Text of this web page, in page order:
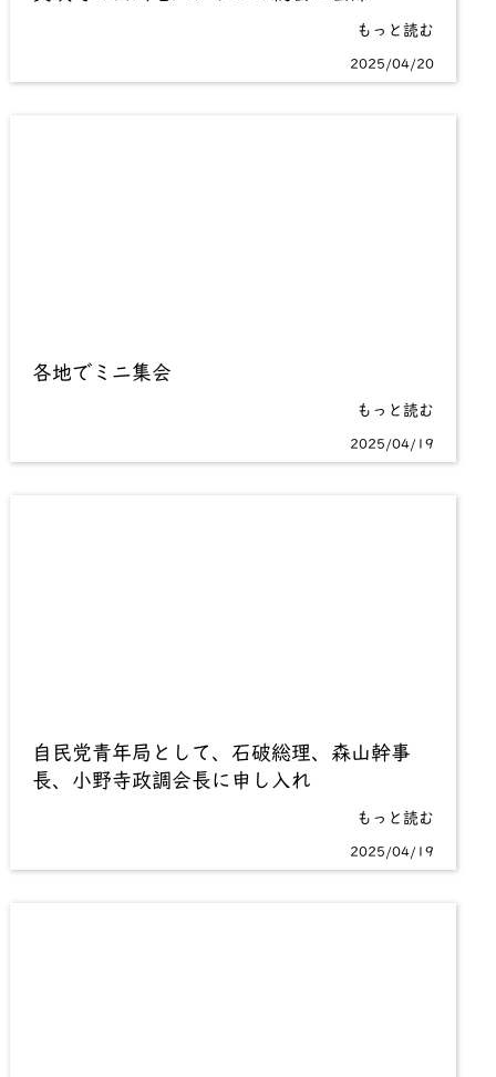
もっと読む
2025/04/20
各地でミニ集会
もっと読む
2025/04/19
自民党青年局として、石破総理、森山幹事
長、小野寺政調会長に申し入れ
もっと読む
2025/04/19